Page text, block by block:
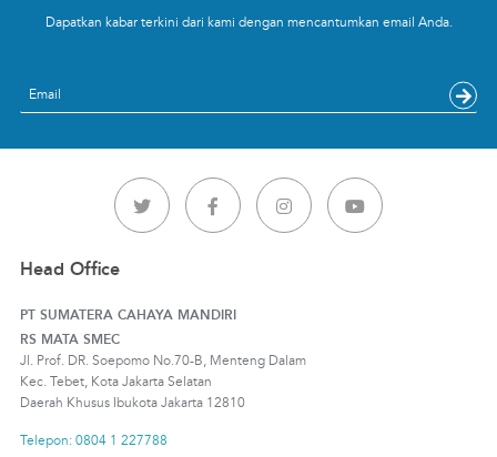
Dapatkan kabar terkini dari kami dengan mencantumkan email Anda.
Email
Head Office
PT SUMATERA CAHAYA MANDIRI
RS MATA SMEC
Jl. Prof. DR. Soepomo No.70-B, Menteng Dalam
Kec. Tebet, Kota Jakarta Selatan
Daerah Khusus Ibukota Jakarta 12810
Telepon: 0804 1 227788